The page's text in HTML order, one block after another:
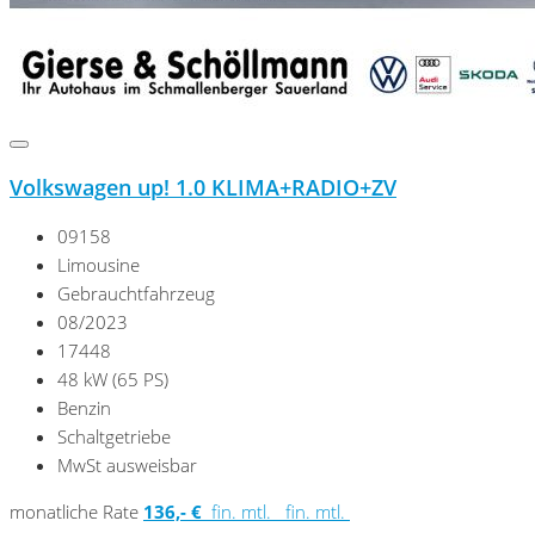
Volkswagen up! 1.0 KLIMA+RADIO+ZV
09158
Limousine
Gebrauchtfahrzeug
08/2023
17448
48 kW (65 PS)
Benzin
Schaltgetriebe
MwSt ausweisbar
monatliche Rate 136,- € fin. mtl. fin. mtl.